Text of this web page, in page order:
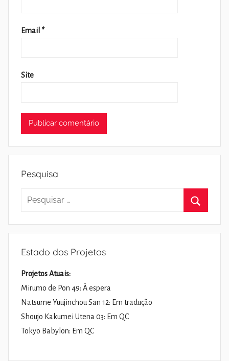
Email *
Site
Pesquisa
Pesquisar
Estado dos Projetos
Projetos Atuais:
Mirumo de Pon 49: À espera
Natsume Yuujinchou San 12: Em tradução
Shoujo Kakumei Utena 03: Em QC
Tokyo Babylon: Em QC